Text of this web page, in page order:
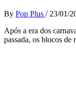
By Pop Plus / 23/01/
Após a era dos
passada, os blocos de